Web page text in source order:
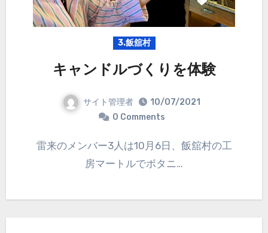
3.飯舘村
キャンドルづくりを体験
サイト管理者
10/07/2021
0 Comments
雷来のメンバー3人は10月6日、飯舘村の工
房マートルでボタニ…